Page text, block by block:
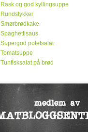
Rask og god kyllingsuppe
Rundstykker
Smørbrødkake
Spaghettisaus
Supergod potetsalat
Tomatsuppe
Tunfisksalat på brød